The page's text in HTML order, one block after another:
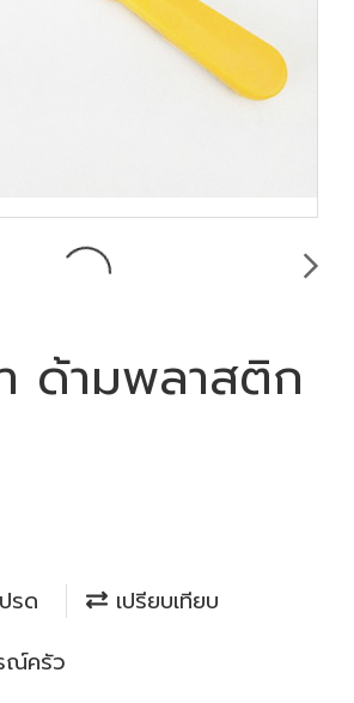
ด้ามพลาสติก
รด
เปรียบเทียบ
ณ์ครัว